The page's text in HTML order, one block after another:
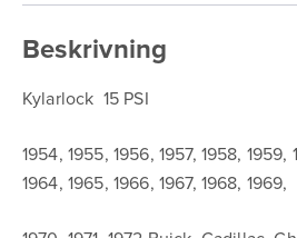
Beskrivning
Kylarlock 15 PSI
1954, 1955, 1956, 1957, 1958, 1959,
1964, 1965, 1966, 1967, 1968, 1969,